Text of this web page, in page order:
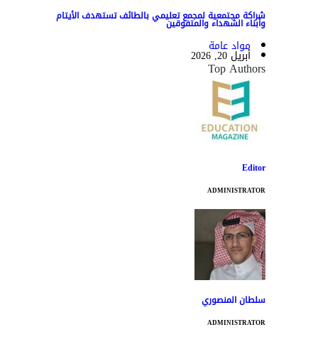
شراكة مجتمعية لمجمع تعليمي بالطائف تستهدف الأيتام
وأبناء الشهداء والمتفوقين
مواد عامة
أبريل 20, 2026
Top Authors
Editor
ADMINISTRATOR
سلطان المنصوري
ADMINISTRATOR